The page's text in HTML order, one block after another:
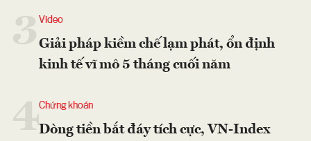
Video
Giải pháp kiềm chế lạm phát, ổn định
kinh tế vĩ mô 5 tháng cuối năm
4Chứng khoán
Dòng tiền bắt đáy tích cực, VN-Index